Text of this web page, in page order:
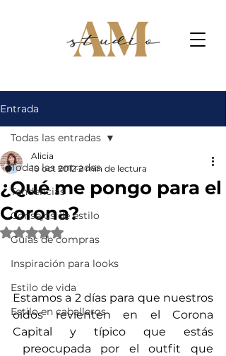
Entrada
Todas las entradas
Tendencias
Consejos de estilo
Guías de compras
Inspiración para looks
Estilo de vida
Estilo en caballeros
Todas las entradas
¿Qué me pongo para el
Corona?
Alicia
10 oct 2012 2 min de lectura
Obtuvo NaN de 5 estrellas.
Estamos a 2 días para que nuestros
oídos revienten en el Corona
Capital y típico que estás
preocupada por el outfit que